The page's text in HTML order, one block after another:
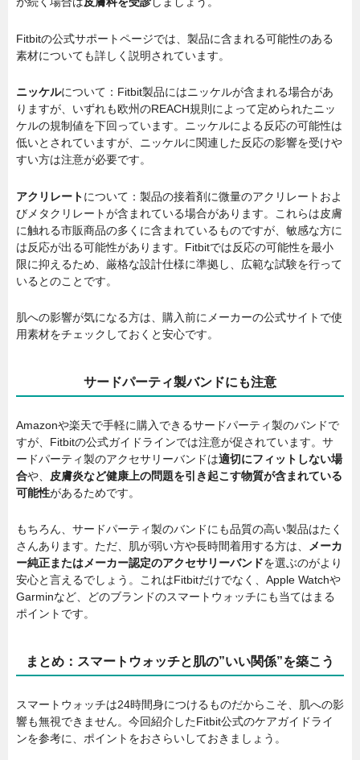
Fitbitの公式サポートページでは、製品に含まれる可能性のある
素材についても詳しく説明されています。
ニッケルについて：Fitbit製品にはニッケルが含まれる場合があ
りますが、いずれも欧州のREACH規則によって定められたニッ
ケルの規制値を下回っています。ニッケルによる反応の可能性は
低いとされていますが、ニッケルに関連した反応の影響を受けや
すい方は注意が必要です。
アクリレートについて：製品の接着剤に微量のアクリレートおよ
びメタクリレートが含まれている場合があります。これらは皮膚
に触れる市販商品の多くに含まれているものですが、敏感な方に
は反応が出る可能性があります。Fitbitでは反応の可能性を最小
限に抑えるため、厳格な設計仕様に準拠し、広範な試験を行って
いるとのことです。
肌への影響が気になる方は、購入前にメーカーの公式サイトで使
用素材をチェックしておくと安心です。
サードパーティ製バンドにも注意
Amazonや楽天で手軽に購入できるサードパーティ製のバンドで
すが、Fitbitの公式ガイドラインでは注意が促されています。サ
ードパーティ製のアクセサリーバンドは適切にフィットしない場
合や、
皮膚炎など健康上の問題を引き起こす物質が含まれている
可能性があるためです。
もちろん、サードパーティ製のバンドにも品質の高い製品はたく
さんあります。ただ、肌が弱い方や長時間着用する方は、 メーカ
ー純正またはメーカー認定のアクセサリーバンドを選ぶのがより
安心と言えるでしょう。これはFitbitだけでなく、Apple Watchや
Garminなど、どのブランドのスマートウォッチにも当てはまる
ポイントです。
まとめ：スマートウォッチと肌の”いい関係”を築こう
スマートウォッチは24時間身につけるものだからこそ、肌への影
響も無視できません。今回紹介したFitbit公式のケアガイドライ
ンを参考に、ポイントをおさらいしておきましょう。